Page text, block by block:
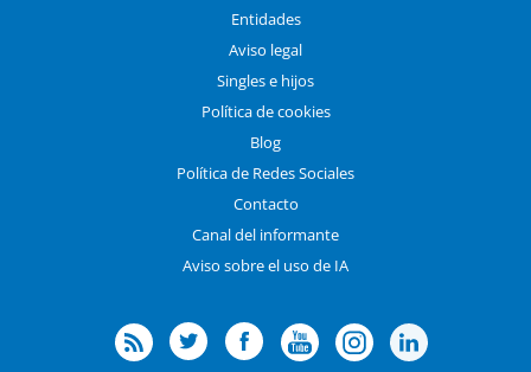
Entidades
Aviso legal
Singles e hijos
Política de cookies
Blog
Política de Redes Sociales
Contacto
Canal del informante
Aviso sobre el uso de IA